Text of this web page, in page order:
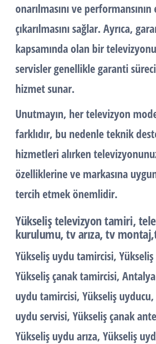
onarılmasını ve
çıkarılmasını sağlar. Ayrıca,
kapsamında olan bir
servisler genellikle garanti
hizmet sunar.
Unutmayın, her televizyon
farklıdır, bu nedenle teknik
hizmetleri alırken
özelliklerine ve markasına
tercih etmek önemlidir.
Yükseliş televizyon tamiri,
kurulumu, tv arıza, tv
Yükseliş uydu tamircisi,
Yükseliş çanak tamircisi,
uydu tamircisi, Yükseliş uyducu,
uydu servisi, Yükseliş çanak
Yükseliş uydu arıza, Yükseliş